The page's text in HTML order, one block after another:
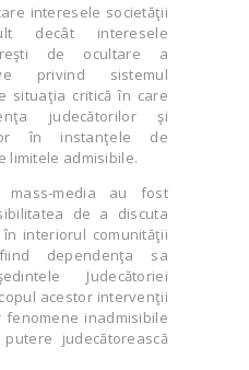
interesele societăţii
decât interesele
de ocultare a
privind sistemul
situaţia critică în care
judecătorilor şi
în instanţele de
limitele admisibile.
media au fost
de a discuta
interiorul comunităţii
dependenţa sa
Judecătoriei
acestor intervenţii
inadmisibile
judecătorească